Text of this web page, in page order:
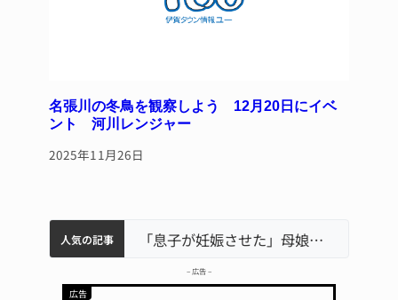
名張川の冬鳥を観察しよう 12月20日にイベ
ント 河川レンジャー
2025年11月26日
人気の記事 名張市水道料金47％値上げへ 答申案、審議会で大筋まとまる
中学校の陶壁モニュメント 地元建設会社がボランティアで清掃 伊賀名張市立病院のDMAT、熊本地震の被災地へ 能登以来3回目の派遣
特産「白鳳梨」の出荷最盛期 直売所にぎわう 伊賀
「息子が妊娠させた」母娘だまされ400万円詐欺被害 名張
– 広告 –